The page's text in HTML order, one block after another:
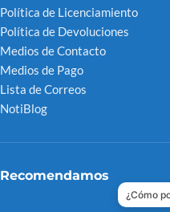
Política de Licenciamiento
Política de Devoluciones
Medios de Contacto
Medios de Pago
Lista de Correos
NotiBlog
Recomendamos
¿Cómo